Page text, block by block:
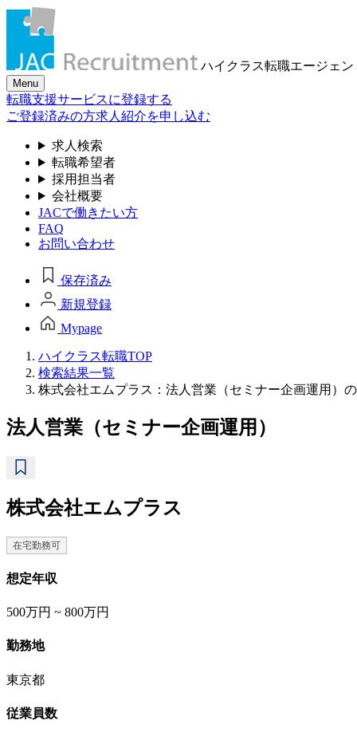
ハイクラス転職エージェン
Menu
転職支援サービスに登録する
ご登録済みの方求人紹介を申し込む
求人検索
転職希望者
採用担当者
会社概要
JACで働きたい方
FAQ
お問い合わせ
保存済み
新規登録
Mypage
ハイクラス転職TOP
検索結果一覧
株式会社エムプラス：法人営業（セミナー企画運用）
法人営業（セミナー企画運用）
株式会社エムプラス
在宅勤務可
想定年収
500万円 ~ 800万円
勤務地
東京都
従業員数